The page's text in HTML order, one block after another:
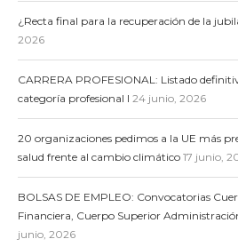
¿Recta final para la recuperación de la
2026
CARRERA PROFESIONAL: Listado
categoría profesional I 24 junio, 2026
20 organizaciones pedimos a la UE más
salud frente al cambio climático 17 junio,
BOLSAS DE EMPLEO: Convocatorias
Financiera, Cuerpo Superior
junio, 2026